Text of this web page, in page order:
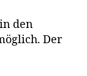
den
Der